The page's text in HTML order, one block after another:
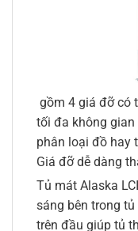
gồm 4 giá đỡ có
tối đa không
phân loại đồ hay
Giá đỡ dễ dàng
Tủ mát Alaska
sáng bên trong
trên đầu giúp tủ